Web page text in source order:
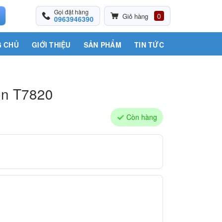
Gọi đặt hàng
0963946390 Giỏ hàng 0
CHỦ GIỚI THIỆU SẢN PHẨM TIN TỨC
T7820
Còn hàng